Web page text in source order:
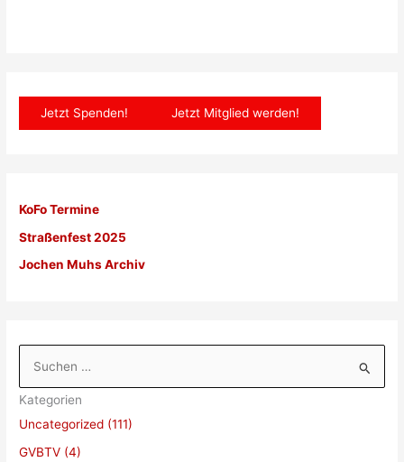
Jetzt Spenden! Jetzt Mitglied werden!
KoFo Termine
Straßenfest 2025
Jochen Muhs Archiv
c
h
e
Kategorien
Uncategorized (111)
GVBTV (4)